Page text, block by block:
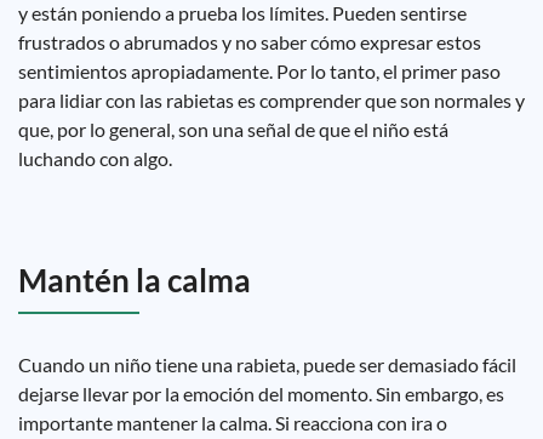
y están poniendo a prueba los límites. Pueden sentirse
frustrados o abrumados y no saber cómo expresar estos
sentimientos apropiadamente. Por lo tanto, el primer paso
para lidiar con las rabietas es comprender que son normales y
que, por lo general, son una señal de que el niño está
luchando con algo.
Mantén la calma
Cuando un niño tiene una rabieta, puede ser demasiado fácil
dejarse llevar por la emoción del momento. Sin embargo, es
importante mantener la calma. Si reacciona con ira o